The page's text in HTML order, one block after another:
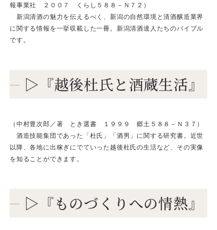
報事業社 ２００７ くらし５８８－Ｎ７２）
新潟清酒の魅力を伝えるべく、新潟の自然環境と清酒醸造業界
に関する情報を一挙収載した一冊。新潟清酒達人たちのバイブル
です。
▷『越後杜氏と酒蔵生活』
（中村豊次郎／著 とき選書 １９９９ 郷土５８８－Ｎ３７）
酒造技能集団であった「杜氏」「酒男」に関する研究書。近世
以降、各地に出稼ぎにでていった越後杜氏の生活など、その実像
を知ることができます。
▷『ものづくりへの情熱』